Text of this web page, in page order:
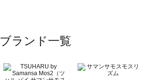
ブランド一覧